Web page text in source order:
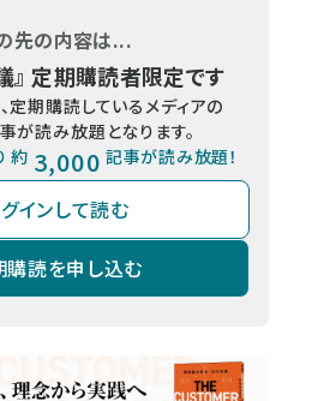
先の内容は...
』 定期購読者限定です
定期購読しているメディアの
が読み放題となります。
約 3,000 記事が読み放題！
インして読む
購読を申し込む